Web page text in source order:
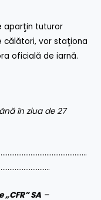
aparţin tuturor
vor staţiona
oficială de iarnă.
în ziua de 27
SA –